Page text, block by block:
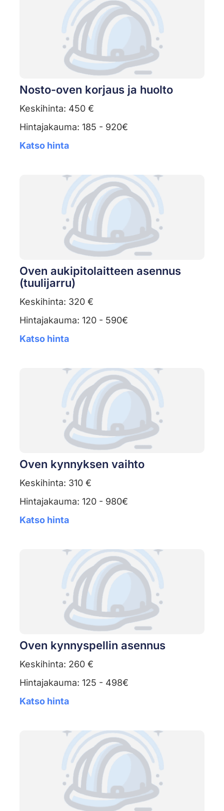
Nosto-oven korjaus ja huolto
Keskihinta: 450 €
Hintajakauma: 185 - 920€
Katso hinta
Oven aukipitolaitteen asennus
(tuulijarru)
Keskihinta: 320 €
Hintajakauma: 120 - 590€
Katso hinta
Oven kynnyksen vaihto
Keskihinta: 310 €
Hintajakauma: 120 - 980€
Katso hinta
Oven kynnyspellin asennus
Keskihinta: 260 €
Hintajakauma: 125 - 498€
Katso hinta